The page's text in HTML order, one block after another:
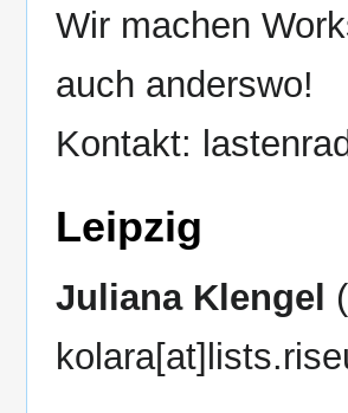
Wir machen
auch anderswo!
Kontakt:
Leipzig
Juliana Klengel (